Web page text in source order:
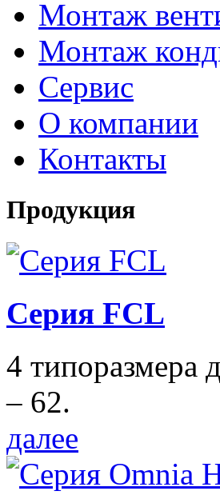
Монтаж
Монтаж
Сервис
О компании
Контакты
Продукция
Серия FCL
4 типоразмера
– 62.
далее